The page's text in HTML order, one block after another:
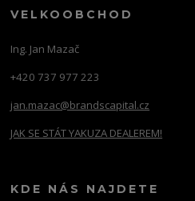
VELKOOBCHOD
Ing. Jan Mazač
+420 737 977 223
jan.mazac@brandscapital.cz
JAK SE STÁT YAKUZA DEALEREM!
KDE NÁS NAJDETE